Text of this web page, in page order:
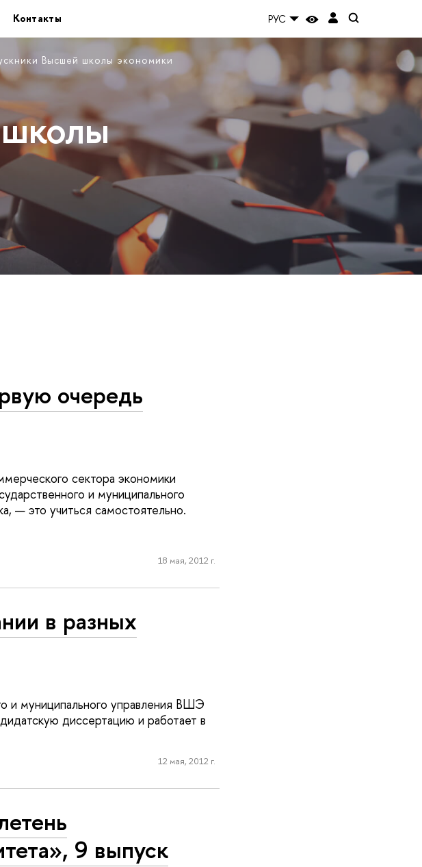
Контакты РУС
Высшей школы экономики
очередь
сектора экономики
и муниципального
— это учиться самостоятельно.
18 мая, 2012 г.
в разных
и муниципального управления ВШЭ
диссертацию и работает в
12 мая, 2012 г.
9 выпуск